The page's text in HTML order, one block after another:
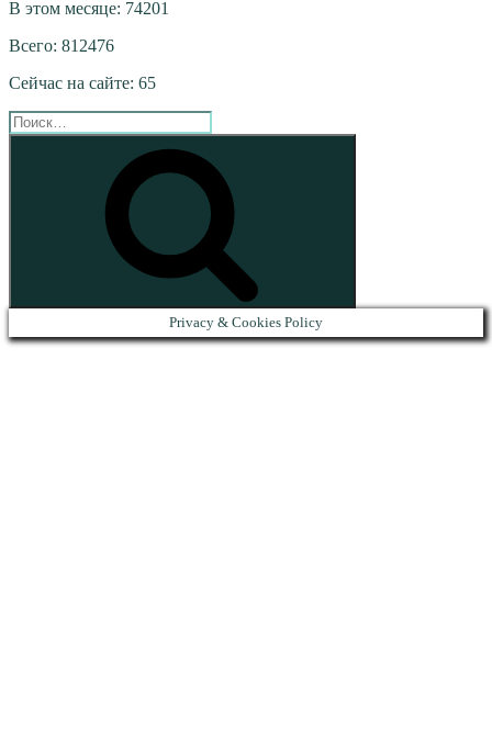
В этом месяце: 74201
Всего: 812476
Сейчас на сайте: 65
Искать:
Privacy & Cookies Policy